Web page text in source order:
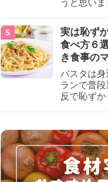
うと思い
真は個人情
ただ丸めた
うのは危
ない捨て方
ひチェッ
実は恥ず
食べ方６
き食事の
パスタは身
ランで普
反で恥ず
して、正
う。大人
い新常識